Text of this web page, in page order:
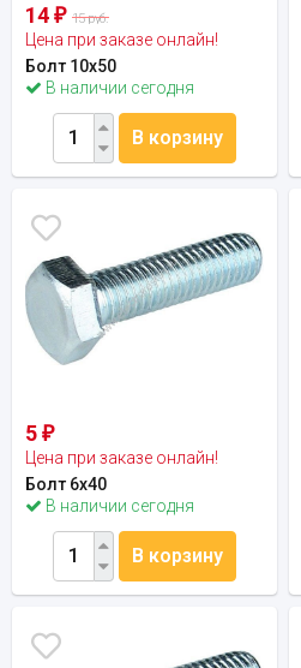
14 ₽ 15 руб.
Цена при заказе онлайн!
Болт 10х50
В наличии сегодня
В корзину
5 ₽
Цена при заказе онлайн!
Болт 6х40
В наличии сегодня
В корзину